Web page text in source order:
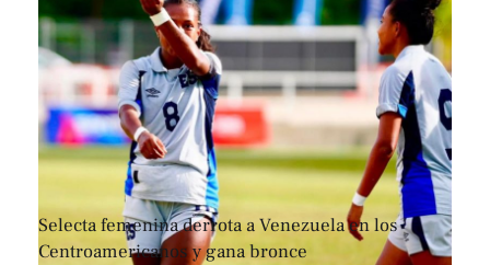
Selecta femenina derrota a Venezuela en los
Centroamericanos y gana bronce